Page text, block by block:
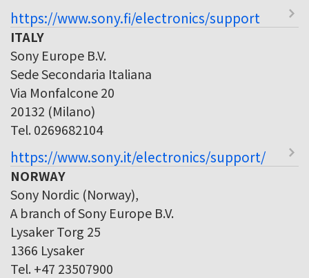
https://www.sony.fi/electronics/support
ITALY
Sony Europe B.V.
Sede Secondaria Italiana
Via Monfalcone 20
20132 (Milano)
Tel. 0269682104
https://www.sony.it/electronics/support/
NORWAY
Sony Nordic (Norway),
A branch of Sony Europe B.V.
Lysaker Torg 25
1366 Lysaker
Tel. +47 23507900